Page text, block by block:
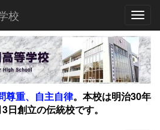
校
尊重、自主自律。 本校は明治30年
日創立の伝統校です。